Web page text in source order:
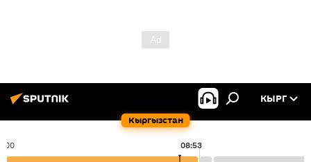
Кыргызстан
КЫРГ
08:53